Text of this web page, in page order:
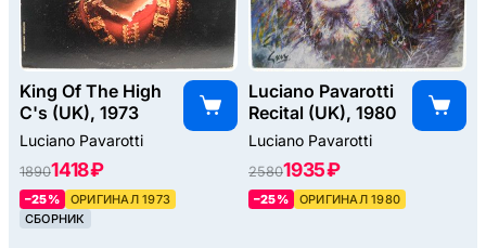
King Of The High
C's (UK), 1973
Luciano Pavarotti
18901418 ₽
–25%
ОРИГИНАЛ 1973
СБОРНИК
Luciano Pavarotti
Recital (UK), 1980
Luciano Pavarotti
25801935 ₽
–25% ОРИГИНАЛ 1980